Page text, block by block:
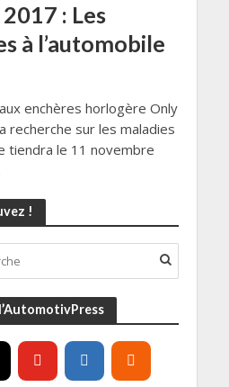
: Les
à l’automobile
enchères horlogère Only
recherche sur les maladies
tiendra le 11 novembre
!